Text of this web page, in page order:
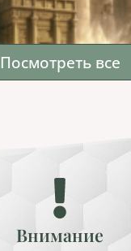
Посмотреть все
Внимание